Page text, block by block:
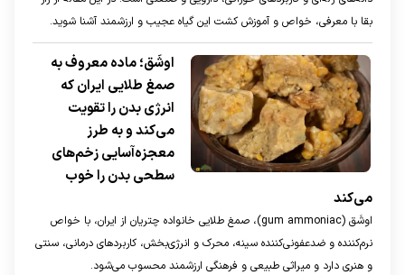
بقا با معرفی، خواص و آموزش کشت این گیاه عجیب و ارزشمند آشنا شوید.
اوشَق؛ ماده معروف به
صمغ طلایی ایران که
انرژی بدن را تقویت
می‌کند و به طرز
معجزه‌آسایی زخم‌های
سطحی بدن را خوب
می‌کند
اوشَق (gum ammoniac)، صمغ طلایی خانواده چتریان از ایران، با خواص
نرم‌کننده و ضدعفونی‌کننده سینه، محرک و انرژی‌بخش، کاربرد‌های درمانی، سنتی
و هنری دارد و میراثی طبیعی و فرهنگی ارزشمند محسوب می‌شود.